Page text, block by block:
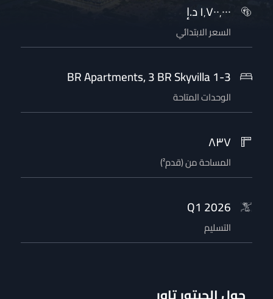
١٬٧٠٠٬٠٠٠د.إ
السعر الابتدائي
1-3 BR Apartments, 3 BR Skyvilla
الوحدات المتاحة
٨٣٧
المساحة من(قدم²)
2026 Q1
التسليم